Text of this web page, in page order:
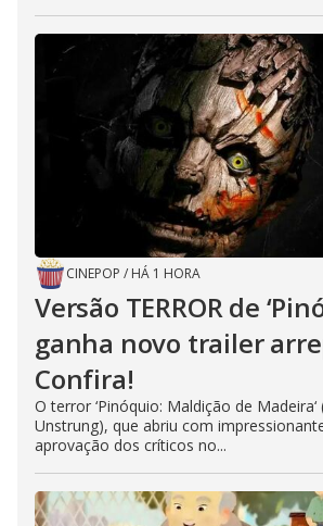
CINEPOP / HÁ 1 HORA
Versão TERROR de
ganha novo trailer
Confira!
O terror ‘Pinóquio: Maldição de Madeira‘
Unstrung), que abriu com
aprovação dos críticos no...